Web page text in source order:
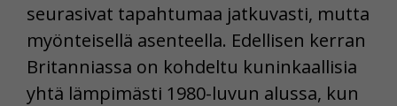
seurasivat tapahtumaa jatkuvasti, mutta
myönteisellä asenteella. Edellisen kerran
Britanniassa on kohdeltu kuninkaallisia
yhtä lämpimästi 1980-luvun alussa, kun